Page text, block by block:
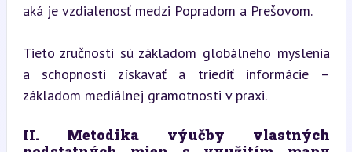
aká je vzdialenosť medzi Popradom a Prešovom.
Tieto zručnosti sú základom globálneho myslenia
a schopnosti získavať a triediť informácie –
základom mediálnej gramotnosti v praxi.
II. Metodika výučby vlastných